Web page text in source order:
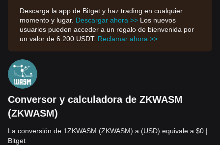
Descarga la app de Bitget y haz trading en cualquier
momento y lugar. Descargar ahora >> Los nuevos
usuarios pueden acceder a un regalo de bienvenida por
un valor de 6.200 USDT. Reclamar ahora >>
Conversor y calculadora de ZKWASM
(ZKWASM)
La conversión de 1ZKWASM (ZKWASM) a (USD) equivale a $0 |
Bitget